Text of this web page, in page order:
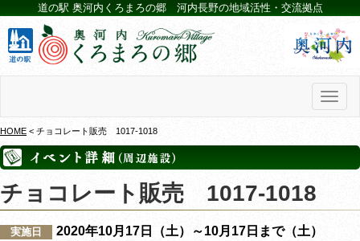
道の駅 奥河内くろまろの郷 河内長野の地域活性・交流拠点
HOME < チョコレート販売 1017-1018
チョコレート販売 1017-1018
実施日 2020年10月17日（土）～10月17日まで（土）